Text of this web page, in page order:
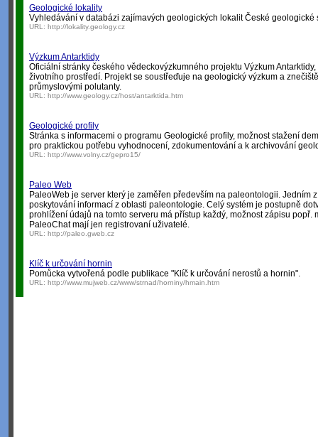
Geologické lokality
Vyhledávání v databázi zajímavých geologických lokalit České geologické
URL: http://lokality.geology.cz
Výzkum Antarktidy
Oficiální stránky českého vědeckovýzkumného projektu Výzkum
životního prostředí. Projekt se soustřeďuje na geologický výzkum a
průmyslovými polutanty.
URL: http://www.geology.cz/host/antarktida.htm
Geologické profily
Stránka s informacemi o programu Geologické profily, možnost stažení
pro praktickou potřebu vyhodnocení, zdokumentování a k archivování
URL: http://www.volny.cz/gepro15/
Paleo Web
PaleoWeb je server který je zaměřen především na paleontologii. Jedním
poskytování informací z oblasti paleontologie. Celý systém je postupně
prohlížení údajů na tomto serveru má přístup každý, možnost zápisu popř.
PaleoChat mají jen registrovaní uživatelé.
URL: http://paleo.gweb.cz
Klíč k určování hornin
Pomůcka vytvořená podle publikace "Klíč k určování nerostů a hornin".
URL: http://www.mujweb.cz/www/strnad/horniny/hmain.htm